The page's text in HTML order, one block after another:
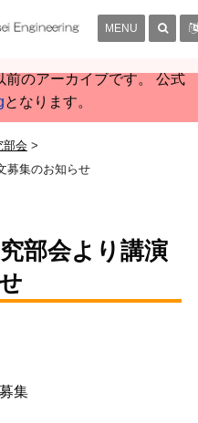
のアーカイブです。 公式
となります。
MENU
部会
募集のお知らせ
部会より講演